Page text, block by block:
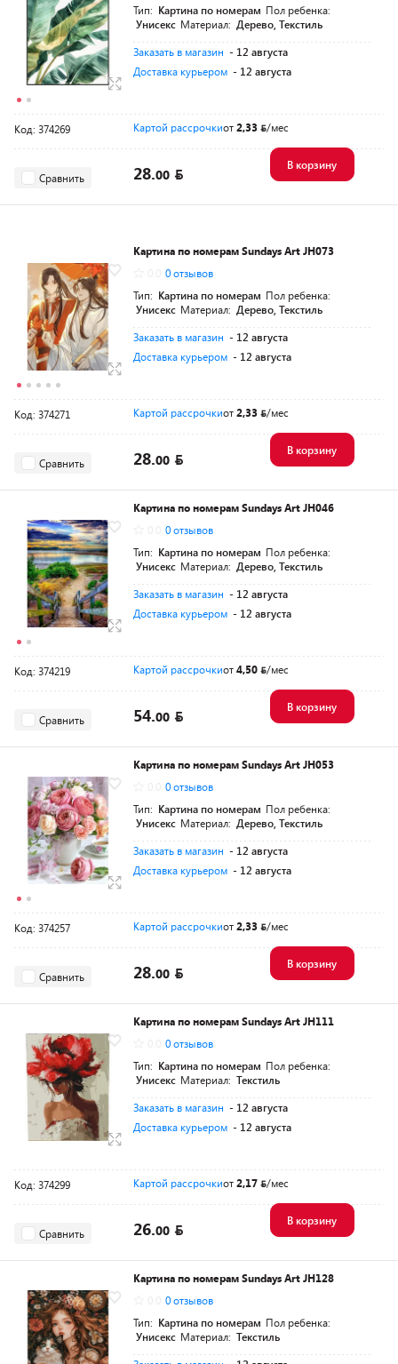
Тип: Картина по номерам Пол ребенка:
Унисекс Материал: Дерево, Текстиль
Заказать в магазин - 12 августа
Доставка курьером - 12 августа
Код: 374269 Картой рассрочкиот2,33 /мес
Сравнить 28.00
В корзину
Картина по номерам Sundays Art JH073
0 отзывов
Тип: Картина по номерам Пол ребенка:
Унисекс Материал: Дерево, Текстиль
Заказать в магазин - 12 августа
Доставка курьером - 12 августа
Код: 374271 Картой рассрочкиот2,33 /мес
Сравнить 28.00
В корзину
Картина по номерам Sundays Art JH046
0 отзывов
Тип: Картина по номерам Пол ребенка:
Унисекс Материал: Дерево, Текстиль
Заказать в магазин - 12 августа
Доставка курьером - 12 августа
Код: 374219 Картой рассрочкиот4,50 /мес
Сравнить 54.00
В корзину
Картина по номерам Sundays Art JH053
0 отзывов
Тип: Картина по номерам Пол ребенка:
Унисекс Материал: Дерево, Текстиль
Заказать в магазин - 12 августа
Доставка курьером - 12 августа
Код: 374257 Картой рассрочкиот2,33 /мес
Сравнить 28.00
В корзину
Картина по номерам Sundays Art JH111
0 отзывов
Тип: Картина по номерам Пол ребенка:
Унисекс Материал: Текстиль
Заказать в магазин - 12 августа
Доставка курьером - 12 августа
Код: 374299 Картой рассрочкиот2,17 /мес
Сравнить 26.00
В корзину
Картина по номерам Sundays Art JH128
0 отзывов
Тип: Картина по номерам Пол ребенка:
Унисекс Материал: Текстиль